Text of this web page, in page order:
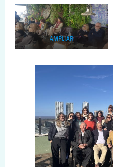
AMPLIAR